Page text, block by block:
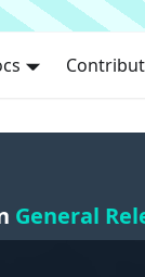
General